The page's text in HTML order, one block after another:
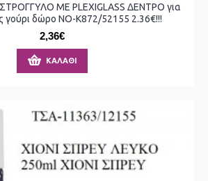
ΜΕ PLEXIGLASS ΔΕΝΤΡΟ για
γούρι δώρο ΝΟ-Κ872/52155 2.36€!!!
2,36€
ΚΑΛΆΘΙ